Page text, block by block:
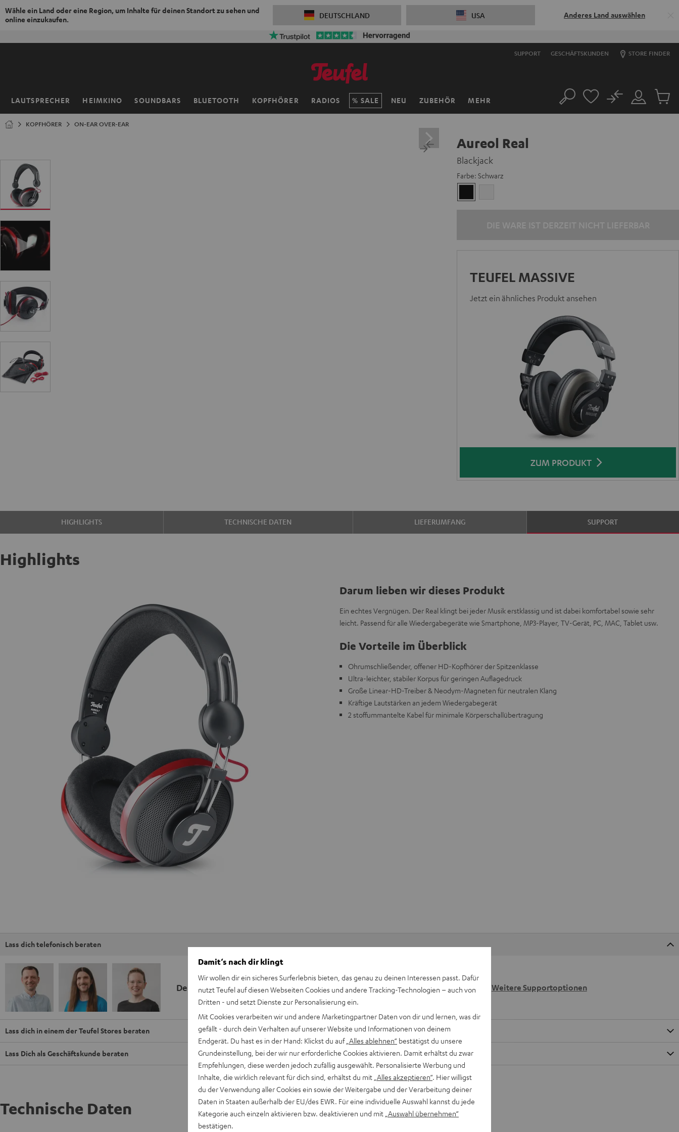
Wähle ein Land oder eine Region, um Inhalte für deinen Standort zu sehen und
online einzukaufen.
DEUTSCHLAND USA Anderes Land auswählen
SUPPORT GESCHÄFTSKUNDEN STORE FINDER
LAUTSPRECHER HEIMKINO SOUNDBARS BLUETOOTH KOPFHÖRER RADIOS SALE NEU ZUBEHÖR MEHR
Startseite Suche
Mein
Konto
No
Artikel
KOPFHÖRER ON-EAR OVER-EAR
Aureol Real
Blackjack
Farbe: Schwarz
TEUFEL MASSIVE
Jetzt ein ähnliches Produkt ansehen
ZUM PRODUKT
HIGHLIGHTS TECHNISCHE DATEN LIEFERUMFANG SUPPORT
Highlights
Darum lieben wir dieses Produkt
Ein echtes Vergnügen. Der Real klingt bei jeder Musik erstklassig und ist dabei komfortabel sowie sehr
leicht. Passend für alle Wiedergabegeräte wie Smartphone, MP3-Player, TV-Gerät, PC, MAC, Tablet usw.
Die Vorteile im Überblick
Ohrumschließender, offener HD-Kopfhörer der Spitzenklasse
Ultra-leichter, stabiler Korpus für geringen Auflagedruck
Große Linear-HD-Treiber & Neodym-Magneten für neutralen Klang
Kräftige Lautstärken an jedem Wiedergabegerät
2 stoffummantelte Kabel für minimale Körperschallübertragung
Lass dich telefonisch beraten
Deine Kaufberatung
Keinen Store in der Nähe? Kein Problem, wir
beraten dich auch persönlich am Telefon.
Hier Termin buchen
Weitere Supportoptionen
Lass dich in einem der Teufel Stores beraten
Lass Dich als Geschäftskunde beraten
Technische Daten
Damit‘s nach dir klingt
Wir wollen dir ein sicheres Surferlebnis bieten, das genau zu deinen Interessen passt. Dafür
nutzt Teufel auf diesen Webseiten Cookies und andere Tracking-Technologien – auch von
Dritten - und setzt Dienste zur Personalisierung ein.
Mit Cookies verarbeiten wir und andere Marketingpartner Daten von dir und lernen, was dir
gefällt - durch dein Verhalten auf unserer Website und Informationen von deinem
Endgerät. Du hast es in der Hand: Klickst du auf „Alles ablehnen“ bestätigst du unsere
Grundeinstellung, bei der wir nur erforderliche Cookies aktivieren. Damit erhältst du zwar
Empfehlungen, diese werden jedoch zufällig ausgewählt. Personalisierte Werbung und
Inhalte, die wirklich relevant für dich sind, erhältst du mit „Alles akzeptieren“. Hier willigst
du der Verwendung aller Cookies ein sowie der Weitergabe und der Verarbeitung deiner
Daten in Staaten außerhalb der EU/des EWR. Für eine individuelle Auswahl kannst du jede
Kategorie auch einzeln aktivieren bzw. deaktivieren und mit „Auswahl übernehmen“
bestätigen.